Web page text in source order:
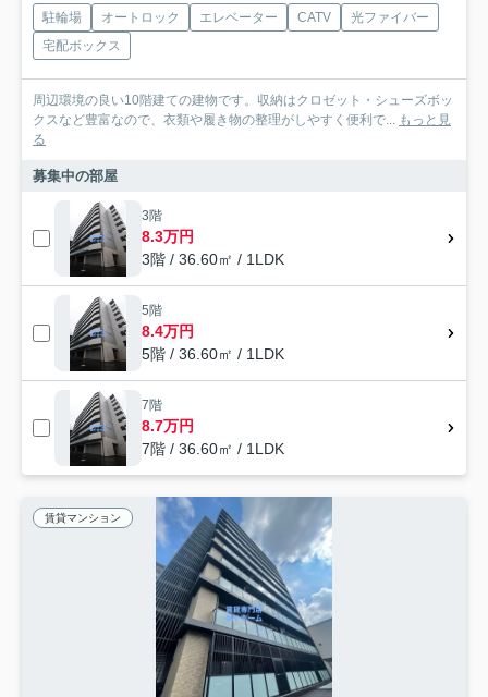
駐輪場 オートロック エレベーター CATV
光ファイバー
宅配ボックス
周辺環境の良い10階建ての建物です。収納はクロゼット・シューズボッ
クスなど豊富なので、衣類や履き物の整理がしやすく便利で... もっと見
る
募集中の部屋
3階
8.3万円
3階 / 36.60㎡ / 1LDK
5階
8.4万円
5階 / 36.60㎡ / 1LDK
7階
8.7万円
7階 / 36.60㎡ / 1LDK
賃貸マンション